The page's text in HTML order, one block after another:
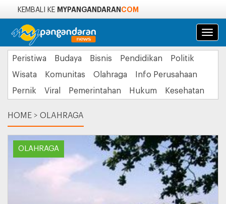
KEMBALI KE MYPANGANDARAN COM
Peristiwa Budaya Bisnis Pendidikan
Politik
Wisata
Komunitas Olahraga
Info Perusahaan
Pernik
Viral Pemerintahan Hukum Kesehatan
HOME > OLAHRAGA
OLAHRAGA